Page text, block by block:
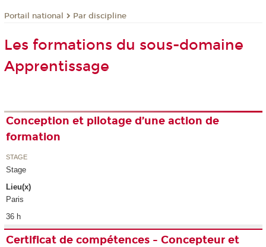
Portail national Par discipline
Les formations du sous-domaine
Apprentissage
Conception et pilotage d’une action de
formation
STAGE
Stage
Lieu(x)
Paris
36 h
Certificat de compétences - Concepteur et